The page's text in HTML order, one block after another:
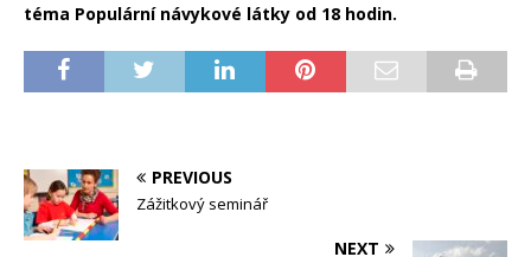
téma Populární návykové látky od 18 hodin.
PREVIOUS
Zážitkový seminář
NEXT